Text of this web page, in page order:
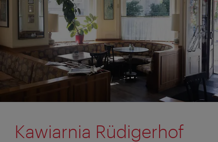
Kawiarnia Rüdigerhof